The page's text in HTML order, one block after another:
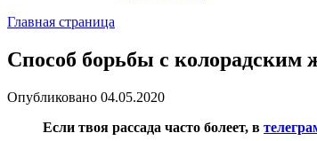
Главная страница
Способ борьбы с колорадским
Опубликовано 04.05.2020
Если твоя рассада часто болеет, в